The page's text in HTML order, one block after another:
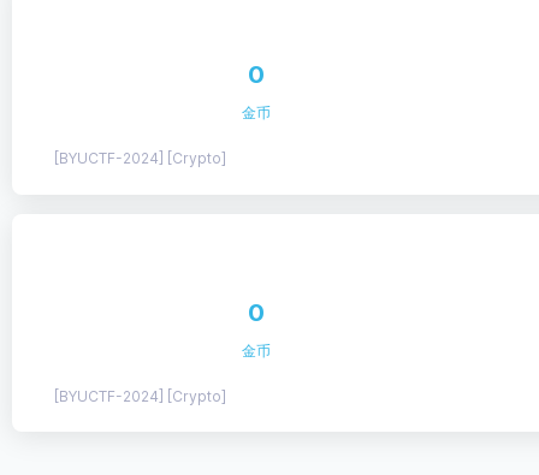
0
金币
[BYUCTF-2024] [Crypto]
0
金币
[BYUCTF-2024] [Crypto]